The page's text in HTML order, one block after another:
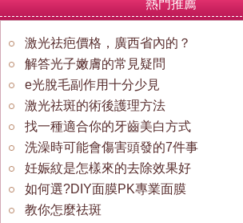
熱門推薦
激光祛疤價格，廣西省內的？
解答光子嫩膚的常見疑問
e光脫毛副作用十分少見
激光祛斑的術後護理方法
找一種適合你的牙齒美白方式
洗澡時可能會傷害頭發的7件事
妊娠紋是怎樣來的去除效果好
如何選?DIY面膜PK專業面膜
教你怎麼祛斑